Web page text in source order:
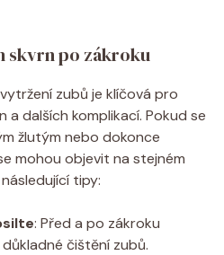
skvrn po zákroku
zubů je klíčová pro
a dalších komplikací. Pokud se
žlutým nebo dokonce
mohou objevit na stejném
tipy:
: Před a po zákroku
čištění zubů.